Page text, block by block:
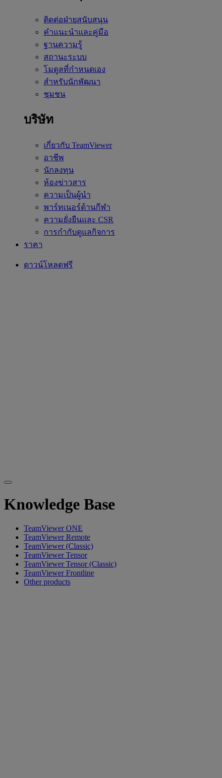
ติดต่อฝ่ายสนับสนุน
คำแนะนำและคู่มือ
ฐานความรู้
สถานะระบบ
โมดูลที่กำหนดเอง
สำหรับนักพัฒนา
ชุมชน
บริษัท
เกี่ยวกับ TeamViewer
อาชีพ
นักลงทุน
ห้องข่าวสาร
ความเป็นผู้นำ
พาร์ทเนอร์ด้านกีฬา
ความยั่งยืนและ CSR
การกำกับดูแลกิจการ
ราคา
ดาวน์โหลดฟรี
Knowledge Base
TeamViewer ONE
TeamViewer Remote
TeamViewer (Classic)
TeamViewer Tensor
TeamViewer Tensor (Classic)
TeamViewer Frontline
Other products